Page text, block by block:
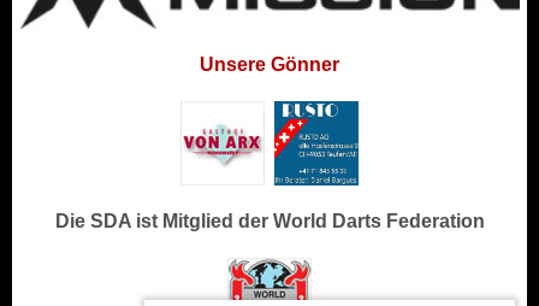
Unsere Gönner
Die SDA ist Mitglied der World Darts Federation